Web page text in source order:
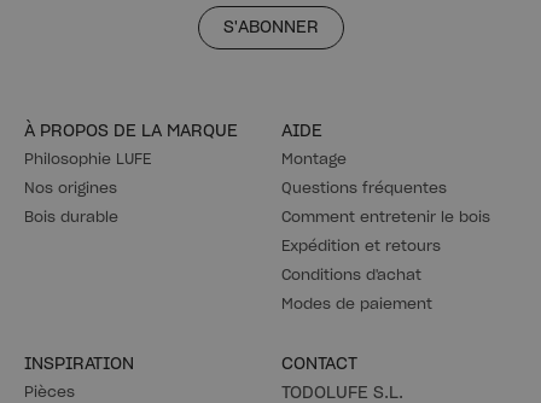
S'ABONNER
À PROPOS DE LA MARQUE
Philosophie LUFE
Nos origines
Bois durable
AIDE
Montage
Questions fréquentes
Comment entretenir le bois
Expédition et retours
Conditions d'achat
Modes de paiement
INSPIRATION
Pièces
CONTACT
TODOLUFE S.L.